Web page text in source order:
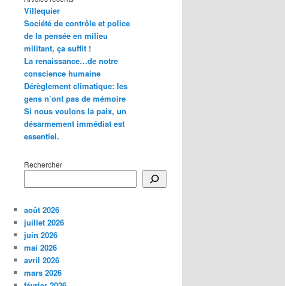
Villequier
Société de contrôle et police
de la pensée en milieu
militant, ça suffit !
La renaissance…de notre
conscience humaine
Dérèglement climatique: les
gens n’ont pas de mémoire
Si nous voulons la paix, un
désarmement immédiat est
essentiel.
Rechercher
août 2026
juillet 2026
juin 2026
mai 2026
avril 2026
mars 2026